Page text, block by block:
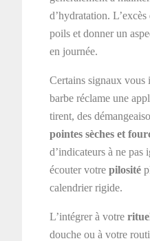
d’hydratation.
poils et donner un
en journée.
Certains signaux vous
barbe réclame une
tirent, des
pointes sèches et
d’indicateurs à ne pas
écouter votrepilosité
calendrier rigide.
L’intégrer à votre
douche ou à votre